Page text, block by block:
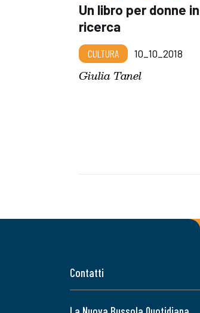
Un libro per donne in
ricerca
CULTURA 10_10_2018
Giulia Tanel
Contatti